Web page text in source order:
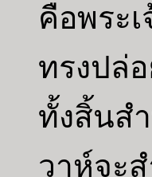
คือพระ
ทรงปล่
ทั้งสิ้นส
วาห์จะส